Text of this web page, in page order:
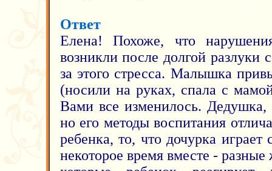
Ответ
Елена! Похоже, что
возникли после долгой разлуки
за этого стресса. Малышка
(носили на руках, спала с
Вами все изменилось. Дедушка,
но его методы воспитания
ребенка, то, что дочурка
некоторое время вместе -